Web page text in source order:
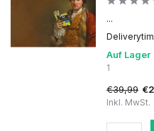
...
Auf Lager
1
€39,99
Inkl. MwSt.